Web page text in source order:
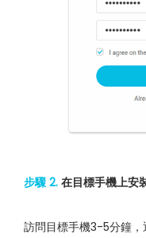
步驟 2. 在目標手機上安
訪問目標手機3-5分鐘，